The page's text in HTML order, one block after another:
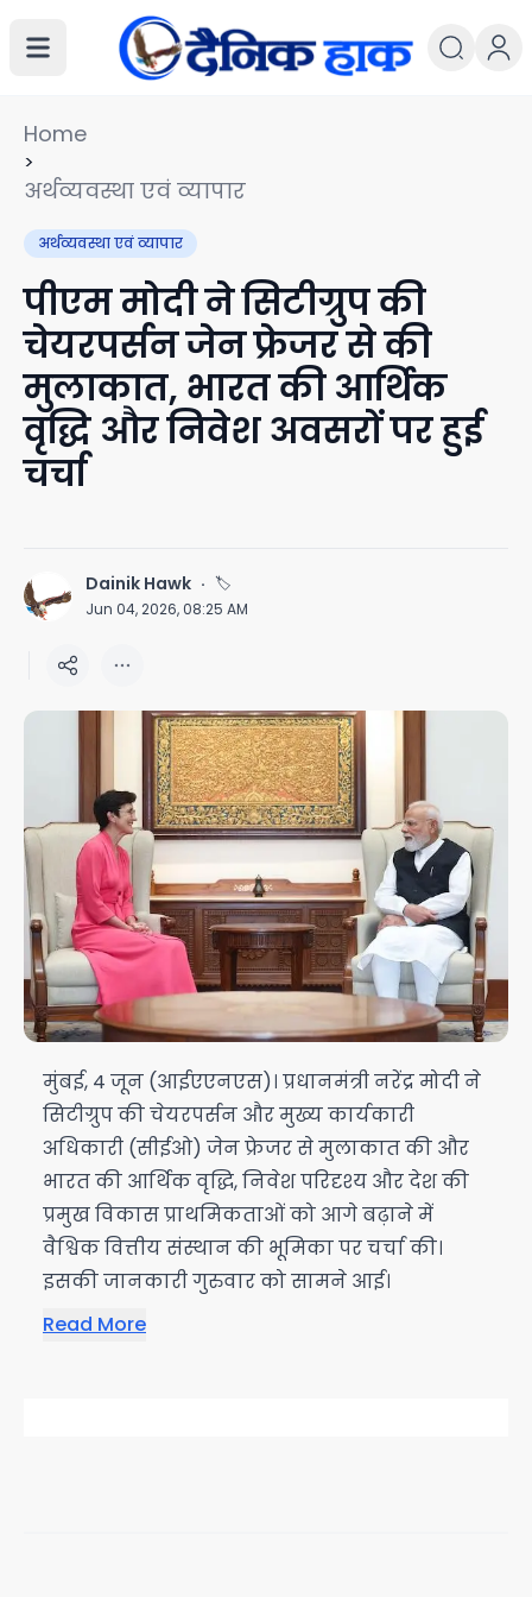
Home
>
अर्थव्यवस्था एवं व्यापार
अर्थव्यवस्था एवं व्यापार
पीएम मोदी ने सिटीग्रुप की
चेयरपर्सन जेन फ्रेजर से की
मुलाकात, भारत की आर्थिक
वृद्धि और निवेश अवसरों पर हुई
चर्चा
D Dainik Hawk · 🏷
Jun 04, 2026, 08:25 AM
मुंबई, 4 जून (आईएएनएस)। प्रधानमंत्री नरेंद्र मोदी ने
सिटीग्रुप की चेयरपर्सन और मुख्य कार्यकारी
अधिकारी (सीईओ) जेन फ्रेजर से मुलाकात की और
भारत की आर्थिक वृद्धि, निवेश परिदृश्य और देश की
प्रमुख विकास प्राथमिकताओं को आगे बढ़ाने में
वैश्विक वित्तीय संस्थान की भूमिका पर चर्चा की।
इसकी जानकारी गुरुवार को सामने आई।
Read More